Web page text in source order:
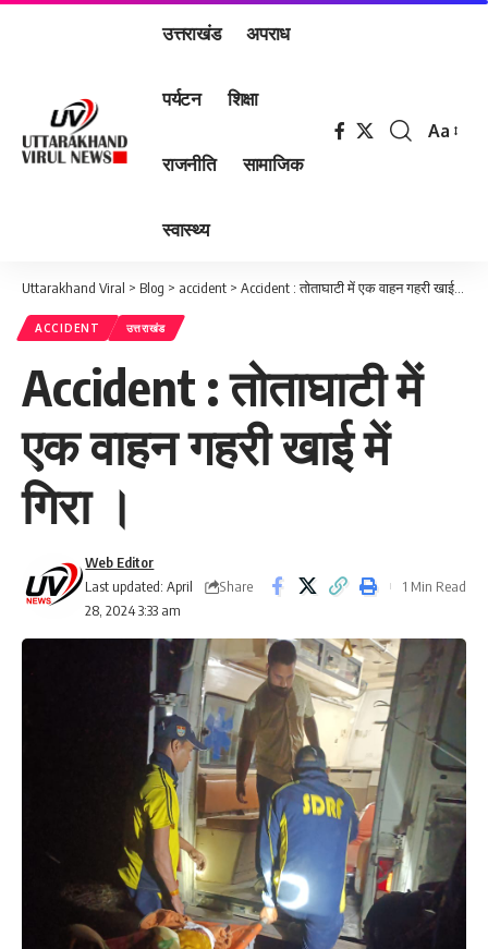
उत्तराखंड अपराध
पर्यटन शिक्षा
राजनीति सामाजिक
स्वास्थ्य
Font
Aa
Uttarakhand Viral > Blog > accident > Accident : तोताघाटी में एक वाहन गहरी खाई में गिरा ।
ACCIDENT उत्तराखंड
Accident : तोताघाटी में
एक वाहन गहरी खाई में
गिरा ।
Last updated: April
28, 2024 3:33 am
Web Editor
Share
1 Min Read